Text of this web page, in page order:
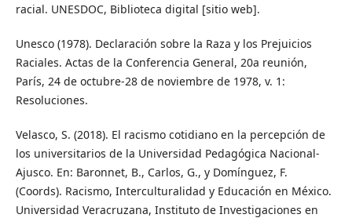
racial. UNESDOC, Biblioteca digital [sitio web].
Unesco (1978). Declaración sobre la Raza y los Prejuicios
Raciales. Actas de la Conferencia General, 20a reunión,
París, 24 de octubre-28 de noviembre de 1978, v. 1:
Resoluciones.
Velasco, S. (2018). El racismo cotidiano en la percepción de
los universitarios de la Universidad Pedagógica Nacional-
Ajusco. En: Baronnet, B., Carlos, G., y Domínguez, F.
(Coords). Racismo, Interculturalidad y Educación en México.
Universidad Veracruzana, Instituto de Investigaciones en